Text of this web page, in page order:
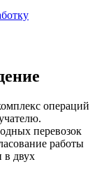
операций
перевозок
работы
в двух